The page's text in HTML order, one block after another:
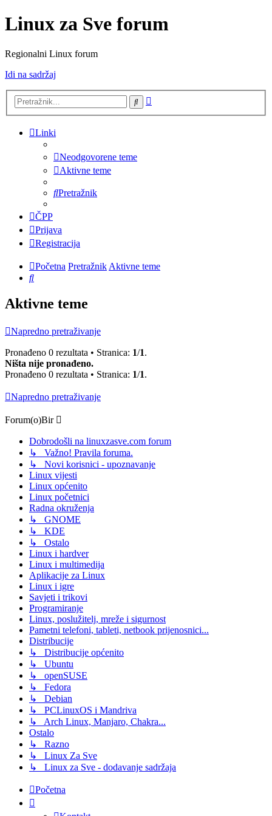
Linux za Sve forum
Regionalni Linux forum
Idi na sadržaj
Pretražnik
Linki
Neodgovorene teme
Aktivne teme
Pretražnik
ČPP
Prijava
Registracija
Početna PretražnikAktivne teme
Pretražnik
Aktivne teme
Napredno pretraživanje
Pronađeno 0 rezultata • Stranica: 1/1.
Ništa nije pronađeno.
Pronađeno 0 rezultata • Stranica: 1/1.
Napredno pretraživanje
Forum(o)Bir
Dobrodošli na linuxzasve.com forum
↳ Važno! Pravila foruma.
↳ Novi korisnici - upoznavanje
Linux vijesti
Linux općenito
Linux početnici
Radna okruženja
↳ GNOME
↳ KDE
↳ Ostalo
Linux i hardver
Linux i multimedija
Aplikacije za Linux
Linux i igre
Savjeti i trikovi
Programiranje
Linux, poslužitelj, mreže i sigurnost
Pametni telefoni, tableti, netbook prijenosnici...
Distribucije
↳ Distribucije općenito
↳ Ubuntu
↳ openSUSE
↳ Fedora
↳ Debian
↳ PCLinuxOS i Mandriva
↳ Arch Linux, Manjaro, Chakra...
Ostalo
↳ Razno
↳ Linux Za Sve
↳ Linux za Sve - dodavanje sadržaja
Početna